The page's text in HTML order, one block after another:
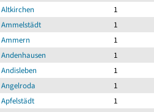
1
1
1
1
1
1
1